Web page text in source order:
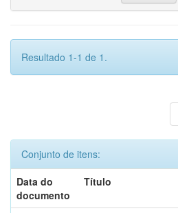
Resultado 1-1 de 1.
Conjunto de itens:
Data do
documento
Título